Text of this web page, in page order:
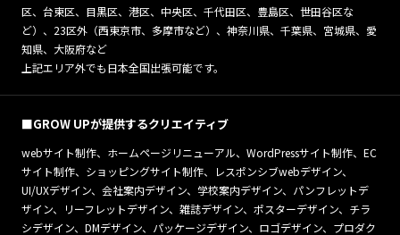
区、台東区、目黒区、港区、中央区、千代田区、豊島区、世田谷区な
ど）、23区外（西東京市、多摩市など）、神奈川県、千葉県、宮城県、愛
知県、大阪府など
上記エリア外でも日本全国出張可能です。
■GROW UPが提供するクリエイティブ
webサイト制作、ホームページリニューアル、WordPressサイト制作、EC
サイト制作、ショッピングサイト制作、レスポンシブwebデザイン、
UI/UXデザイン、会社案内デザイン、学校案内デザイン、パンフレットデ
ザイン、リーフレットデザイン、雑誌デザイン、ポスターデザイン、チラ
シデザイン、DMデザイン、パッケージデザイン、ロゴデザイン、プロダク